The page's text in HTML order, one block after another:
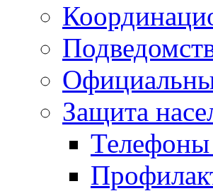
Защита
Телефоны